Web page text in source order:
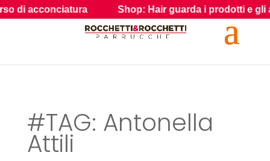
#TAG: Antonella
Attili
acconciatura Shop: Hair guarda i prodotti e gli